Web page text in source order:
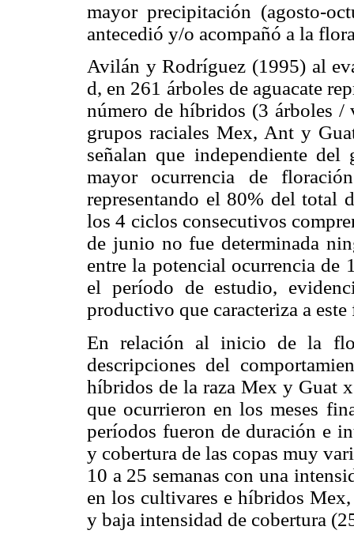
mayor precipitación (agosto-
antecedió y/o acompañó a la
Avilán y Rodríguez (1995) al
d, en 261 árboles de aguacate
número de híbridos (3 árboles /
grupos raciales Mex, Ant y
señalan que indepen­diente
mayor ocurrencia de
representando el 80% del total
los 4 ciclos consecutivos
de junio no fue determinada
entre la potencial ocurrencia de
el período de estudio,
productivo que caracteriza a
En relación al inicio de la
descripciones del
híbridos de la raza Mex y Guat
que ocurrieron en los meses
períodos fueron de duración e
y cobertura de las copas muy
10 a 25 semanas con una
en los cultivares e híbridos
y baja intensidad de cobertura